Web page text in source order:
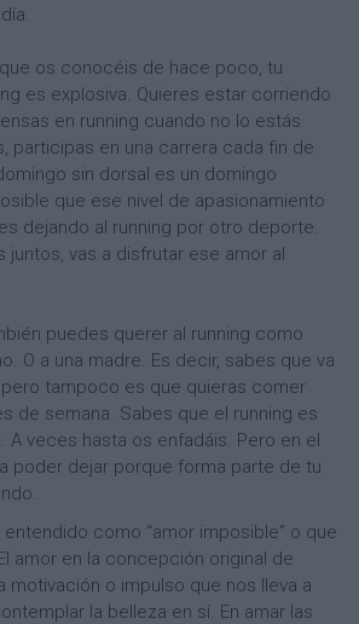
os conocéis de hace poco, tu
es explosiva. Quieres estar corriendo
en running cuando no lo estás
participas en una carrera cada fin de
sin dorsal es un domingo
que ese nivel de apasionamiento
dejando al running por otro deporte.
juntos, vas a disfrutar ese amor al
puedes querer al running como
O a una madre. Es decir, sabes que va
tampoco es que quieras comer
de semana. Sabes que el running es
A veces hasta os enfadáis. Pero en el
poder dejar porque forma parte de tu
entendido como “amor imposible” o que
amor en la concepción original de
motivación o impulso que nos lleva a
la belleza en sí. En amar las